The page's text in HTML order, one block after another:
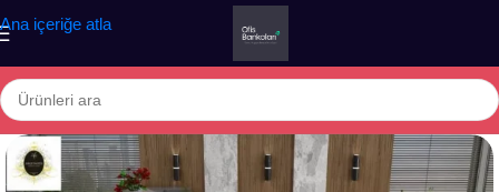
Ana içeriğe atla